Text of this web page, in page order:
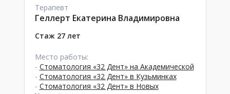
Терапевт
Геллерт Екатерина Владимировна
Стаж 27 лет
Место работы:
- Стоматология «32 Дент» на Академической
- Стоматология «32 Дент» в Кузьминках
- Стоматология «32 Дент» в Новых